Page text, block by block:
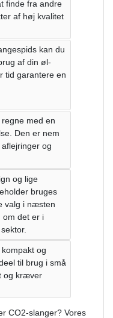
finde fra andre
af høj kvalitet
kan du
af din øl-
tid garantere en
med en
Den er nem
og
og lige
bruges
valg i næsten
om det er i
og
til brug i små
og kræver
CO2-slanger? Vores